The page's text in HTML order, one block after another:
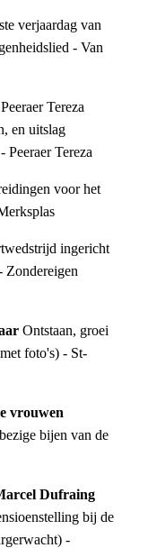
verjaardag van
- Van
Peeraer Tereza
en uitslag
Tereza
voor het
ingericht
Zondereigen
Ontstaan, groei
foto's) - St-
bijen van de
bij de
-